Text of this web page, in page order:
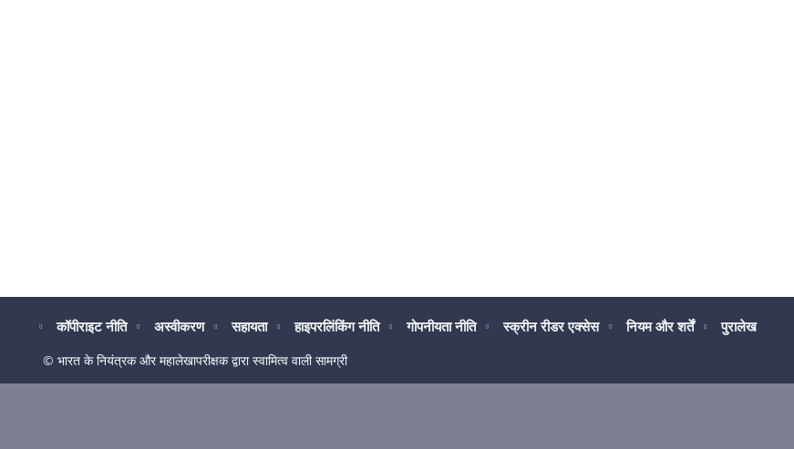
कॉपीराइट नीति अस्वीकरण सहायता हाइपरलिंकिंग नीति गोपनीयता नीति स्क्रीन रीडर एक्सेस नियम और शर्तें पुरालेख
© भारत के नियंत्रक और महालेखापरीक्षक द्वारा स्वामित्व वाली सामग्री